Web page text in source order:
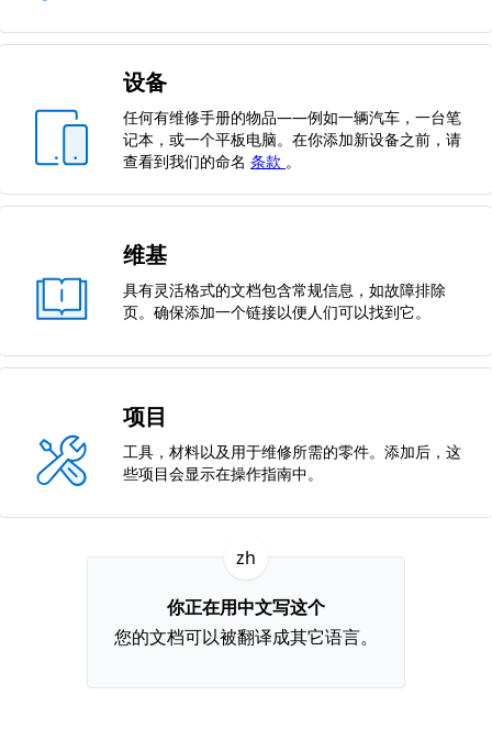
设备
任何有维修手册的物品——例如一辆汽车，一台笔
记本，或一个平板电脑。在你添加新设备之前，请
查看到我们的命名 条款 。
维基
具有灵活格式的文档包含常规信息，如故障排除
页。确保添加一个链接以便人们可以找到它。
项目
工具，材料以及用于维修所需的零件。添加后，这
些项目会显示在操作指南中。
zh
你正在用中文写这个
您的文档可以被翻译成其它语言。